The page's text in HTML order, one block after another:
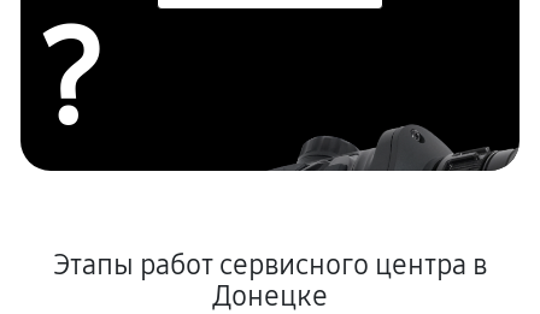
?
Этапы работ сервисного центра в
Донецке